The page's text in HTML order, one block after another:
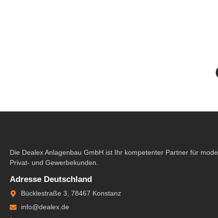
Die Dealex Anlagenbau GmbH ist Ihr kompetenter Partner
nachhaltige Projekte für Privat- und Gewerbekunden.
Adresse Deutschland
Bücklestraße 3, 78467 Konstanz
info@dealex.de